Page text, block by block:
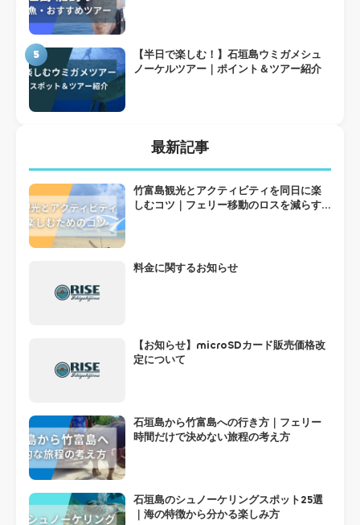
5
【半日で楽しむ！】石垣島ウミガメシュ
ノーケルツアー｜ポイント＆ツアー紹介
最新記事
竹富島観光とアクティビティを同日に楽
しむコツ｜フェリー移動のロスを減らす
料金に関するお知らせ
【お知らせ】microSDカード販売価格改
定について
石垣島から竹富島への行き方｜フェリー
時間だけで決めない旅程の考え方
石垣島のシュノーケリングスポット25選
｜海の特徴から分かる楽しみ方